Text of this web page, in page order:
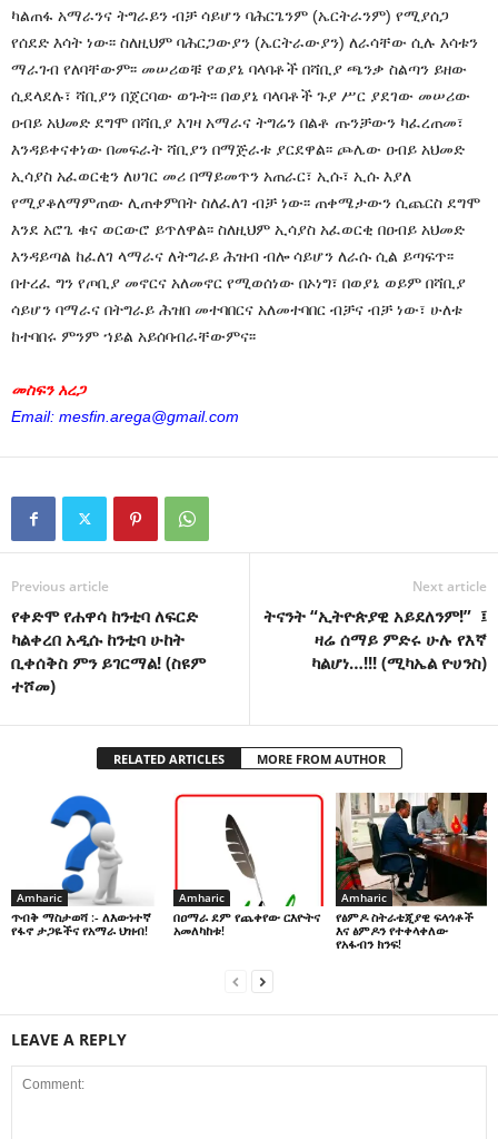
ካልጠፋ አማራንና ትግራይን ብቻ ሳይሆን ባሕርጌንም (ኤርትራንም) የሚያሰጋ
የሰደድ እሳት ነው፡፡ ስለዚህም ባሕርጋውያን (ኤርትራውያን) ለራሳቸው ሲሉ እሳቱን
ማራገብ የለባቸውም፡፡ መሠሪወቹ የወያኔ ባላባቶች በሻቢያ ጫንቃ ስልጣን ይዘው
ሲደላደሉ፣ ሻቢያን በጀርባው ወጉት፡፡ በወያኔ ባላባቶች ጉያ ሥር ያደገው መሠሪው
ዐብይ አህመድ ደግሞ በሻቢያ እገዛ አማራና ትግሬን በልቶ ጡንቻውን ካፈረጠመ፣
እንዳይቀናቀነው በመፍራት ሻቢያን በማጅራቱ ያርደዋል፡፡ ጮሌው ዐብይ አህመድ
ኢሳያስ አፈወርቂን ለሀገር መሪ በማይመጥን አጠራር፣ ኢሱ፣ ኢሱ እያለ
የሚያቆለማምጠው ሊጠቀምበት ስለፈለገ ብቻ ነው፡፡ ጠቀሜታውን ሲጨርስ ደግሞ
እንደ አሮጌ ቁና ወርውሮ ይጥለዋል፡፡ ስለዚህም ኢሳያስ አፈወርቂ በዐብይ አህመድ
እንዳይጣል ከፈለገ ላማራና ለትግራይ ሕዝብ ብሎ ሳይሆን ለራሱ ሲል ይጣፍጥ፡፡
በተረፈ ግን የጦቢያ መኖርና አለመኖር የሚወሰነው በኦነግ፣ በወያኔ ወይም በሻቢያ
ሳይሆን ባማራና በትግራይ ሕዝበ መተባበርና አለመተባበር ብቻና ብቻ ነው፣ ሁለቱ
ከተባበሩ ምንም ኀይል አይሰባብራቸውምና፡፡
መስፍን አረጋ
Email: mesfin.arega@gmail.com
Previous article
የቀድሞ የሐዋሳ ከንቲባ ለፍርድ
ካልቀረበ አዲሱ ከንቲባ ሁከት
ቢቀሰቅስ ምን ይገርማል! (ስዩም
ተሾመ)
Next article
ትናንት “ኢትዮጵያዊ አይደለንም!” ፤
ዛሬ ሰማይ ምድሩ ሁሉ የእኛ
ካልሆነ…!!! (ሚካኤል ዮሀንስ)
RELATED ARTICLES MORE FROM AUTHOR
Amharic
ጥብቅ ማስታወሻ :- ለእውነተኛ
የፋኖ ታጋዬችና የአማራ ህዝብ!
Amharic
በዐማራ ደም የጨቀየው ርእዮትና
አመለካከቱ!
Amharic
የፅምዶ ስትራቴጂያዊ ፍላጎቶች
እና ፅምዶን የተቀላቀለው
የአፋብን ክንፍ!
LEAVE A REPLY